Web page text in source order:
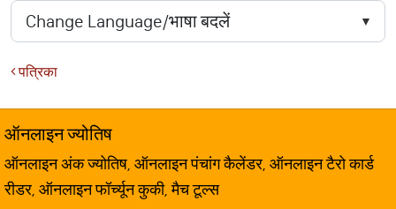
पत्रिका
ऑनलाइन ज्योतिष
ऑनलाइन अंक ज्योतिष, ऑनलाइन पंचांग कैलेंडर, ऑनलाइन टैरो कार्ड
रीडर, ऑनलाइन फॉर्च्यून कुकी, मैच टूल्स